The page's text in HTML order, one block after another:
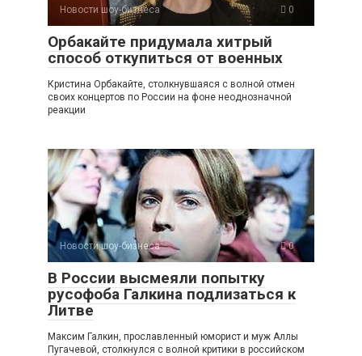
Новости шоу-бизнеса 0
Орбакайте придумала хитрый
способ откупиться от военных
Кристина Орбакайте, столкнувшаяся с волной отмен
своих концертов по России на фоне неоднозначной
реакции
Новости шоу-бизнеса 0
В России высмеяли попытку
русофоба Галкина подлизаться к
Литве
Максим Галкин, прославленный юморист и муж Аллы
Пугачевой, столкнулся с волной критики в российском